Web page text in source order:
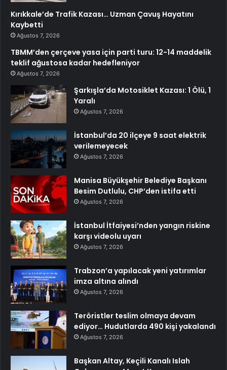
Kırıkkale’de Trafik Kazası… Uzman Çavuş Hayatını
Kaybetti
Ağustos 7, 2026
TBMM’den çerçeve yasa için parti turu: 12-14 maddelik
teklif ağustosa kadar hedefleniyor
Ağustos 7, 2026
Şarkışla’da Motosiklet Kazası: 1 Ölü, 1
Yaralı
Ağustos 7, 2026
İstanbul’da 20 ilçeye 9 saat elektrik
verilemeyecek
Ağustos 7, 2026
Manisa Büyükşehir Belediye Başkanı
Besim Dutlulu, CHP’den istifa etti
Ağustos 7, 2026
İstanbul İtfaiyesi’nden yangın riskine
karşı videolu uyarı
Ağustos 7, 2026
Trabzon’a yapılacak yeni yatırımlar
imza altına alındı
Ağustos 7, 2026
Teröristler teslim olmaya devam
ediyor… Hudutlarda 490 kişi yakalandı
Ağustos 7, 2026
Başkan Altay, Keçili Kanalı Islah